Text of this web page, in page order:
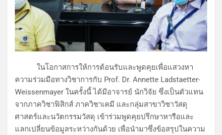
ในโอกาสการให้การต้อนรับและพูดคุยเพื่อแสวงหา
ความร่วมมือทางวิชาการกับ Prof. Dr. Annette Ladstaetter-
Weissenmayer ในครั้งนี้ ได้มีอาจารย์ นักวิจัย ซึ่งเป็นตัวแทน
จากภาควิชาฟิสิกส์ ภาควิชาเคมี และกลุ่มสาขาวิชาวัสดุ
ศาสตร์และนวัตกรรมวัสดุ เข้าร่วมพูดคุยปรึกษาหารือและ
แลกเปลี่ยนข้อมูลระหว่างกันด้วย เพื่อนำมาซึ่งข้อสรุปในความ